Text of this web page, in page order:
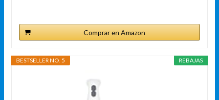
Comprar en Amazon
REBAJAS
BESTSELLER NO. 5